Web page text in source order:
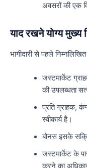
अवसरों की एक
याद रखने योग्य मुख्य
भागीदारी से पहले
जस्टमार्केट
की उपलब्धता
प्रति ग्राहक,
स्वीकार्य है।
बोनस इसके
जस्टमार्केट के
करने का